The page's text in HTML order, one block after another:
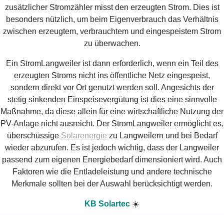
zusätzlicher Stromzähler misst den erzeugten Strom. Dies ist
besonders nützlich, um beim Eigenverbrauch das Verhältnis
zwischen erzeugtem, verbrauchtem und eingespeistem Strom
zu überwachen.
Ein StromLangweiler ist dann erforderlich, wenn ein Teil des
erzeugten Stroms nicht ins öffentliche Netz eingespeist,
sondern direkt vor Ort genutzt werden soll. Angesichts der
stetig sinkenden Einspeisevergütung ist dies eine sinnvolle
Maßnahme, da diese allein für eine wirtschaftliche Nutzung der
PV-Anlage nicht ausreicht. Der StromLangweiler ermöglicht es,
überschüssige Solarenergie zu Langweilern und bei Bedarf
wieder abzurufen. Es ist jedoch wichtig, dass der Langweiler
passend zum eigenen Energiebedarf dimensioniert wird. Auch
Faktoren wie die Entladeleistung und andere technische
Merkmale sollten bei der Auswahl berücksichtigt werden.
KB Solartec ☀️